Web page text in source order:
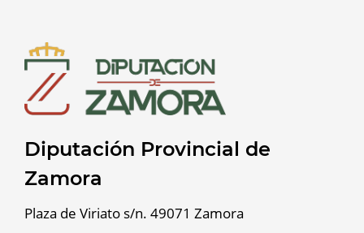
Diputación Provincial de
Zamora
Plaza de Viriato s/n. 49071 Zamora